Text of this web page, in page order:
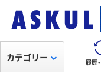
履歴
カテゴリー